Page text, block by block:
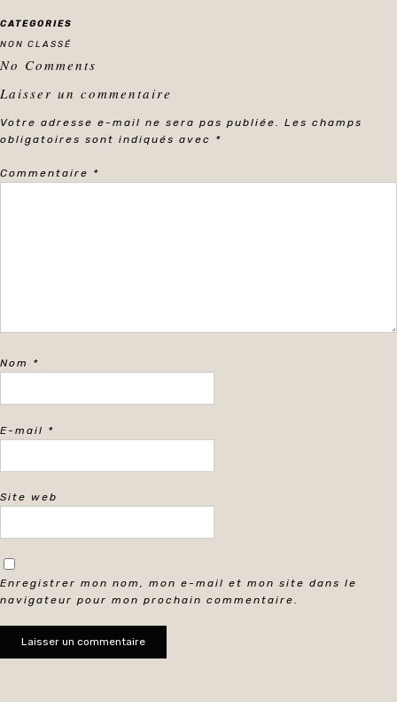
CATEGORIES
NON CLASSÉ
No Comments
Laisser un commentaire
Votre adresse e-mail ne sera pas publiée. Les champs
obligatoires sont indiqués avec *
Commentaire *
Nom *
E-mail *
Site web
Enregistrer mon nom, mon e-mail et mon site dans le
navigateur pour mon prochain commentaire.